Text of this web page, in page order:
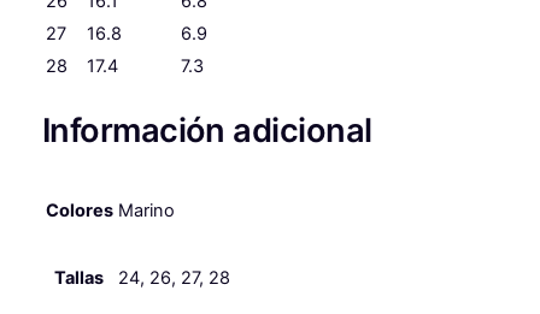
O
S
c
n
d
27
16.8
6.9
28
17.4 7.3
Información adicional
Colores Marino
Tallas 24, 26, 27, 28